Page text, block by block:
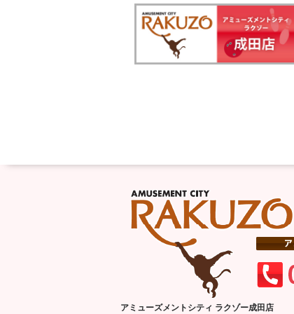
アミューズメントシティ ラクゾー成田店